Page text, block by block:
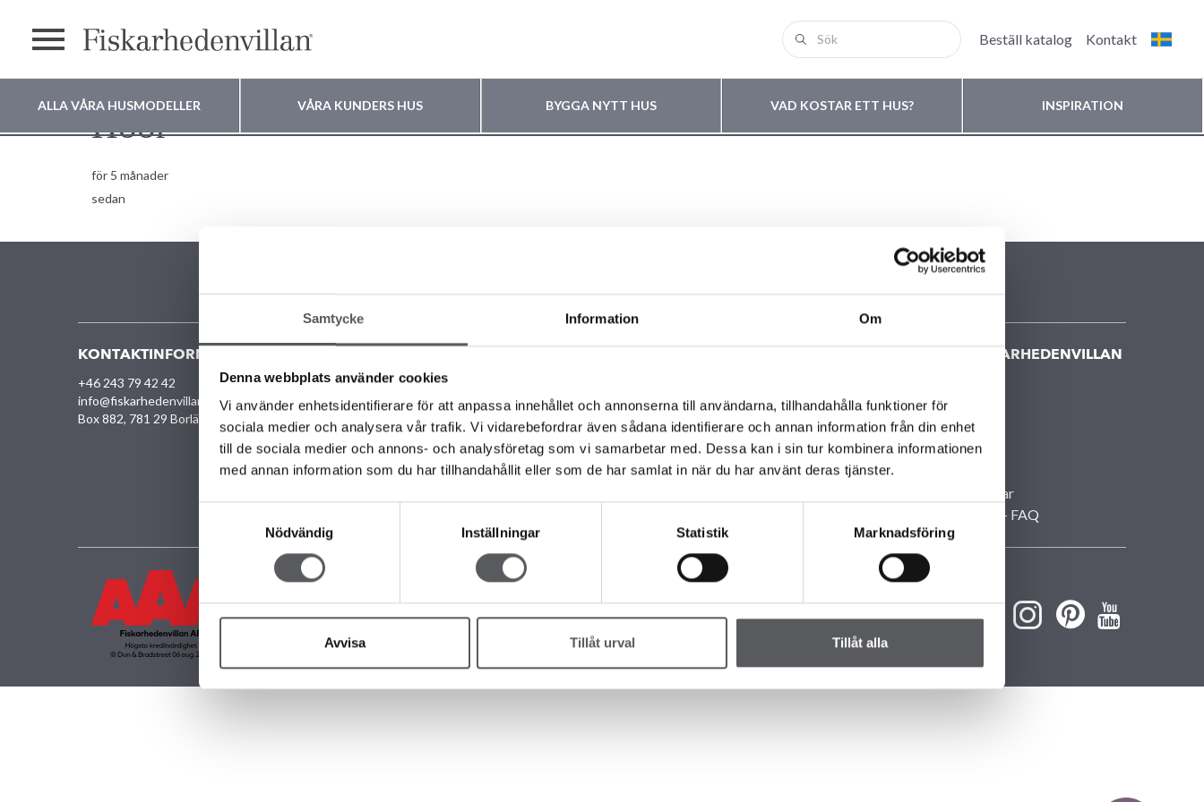
Samtycke Information Om
Denna webbplats använder cookies
Vi använder enhetsidentifierare för att anpassa innehållet och annonserna till användarna, tillhandahålla funktioner för
sociala medier och analysera vår trafik. Vi vidarebefordrar även sådana identifierare och annan information från din enhet
till de sociala medier och annons- och analysföretag som vi samarbetar med. Dessa kan i sin tur kombinera informationen
med annan information som du har tillhandahållit eller som de har samlat in när du har använt deras tjänster.
Nödvändig
Inställningar Statistik Marknadsföring
Avvisa Tillåt urval Tillåt alla
Beställ katalog Kontakt
ALLA VÅRA HUSMODELLER VÅRA KUNDERS HUS BYGGA NYTT HUS VAD KOSTAR ETT HUS? INSPIRATION
Var vill du bygga
Höör
för 5 månader
sedan
KONTAKTINFORMATION
+46 243 79 42 42
info@fiskarhedenvillan.se
Box 882, 781 29 Borlänge
ALLA VÅRA HUSMODELLER
UNIKA HUS
FAMILJÄRKOLLEKTIONEN
FRITIDSHUS
KOMPLEMENTBOSTADSHUS
Jobba hos oss
Press
Lediga tomter
Nyhetsbrev
KONTAKTA FISKARHEDENVILLAN
Huvudkontor
Våra kontor
Personuppgifter
Husbyggarkvällar
Frågor och svar – FAQ